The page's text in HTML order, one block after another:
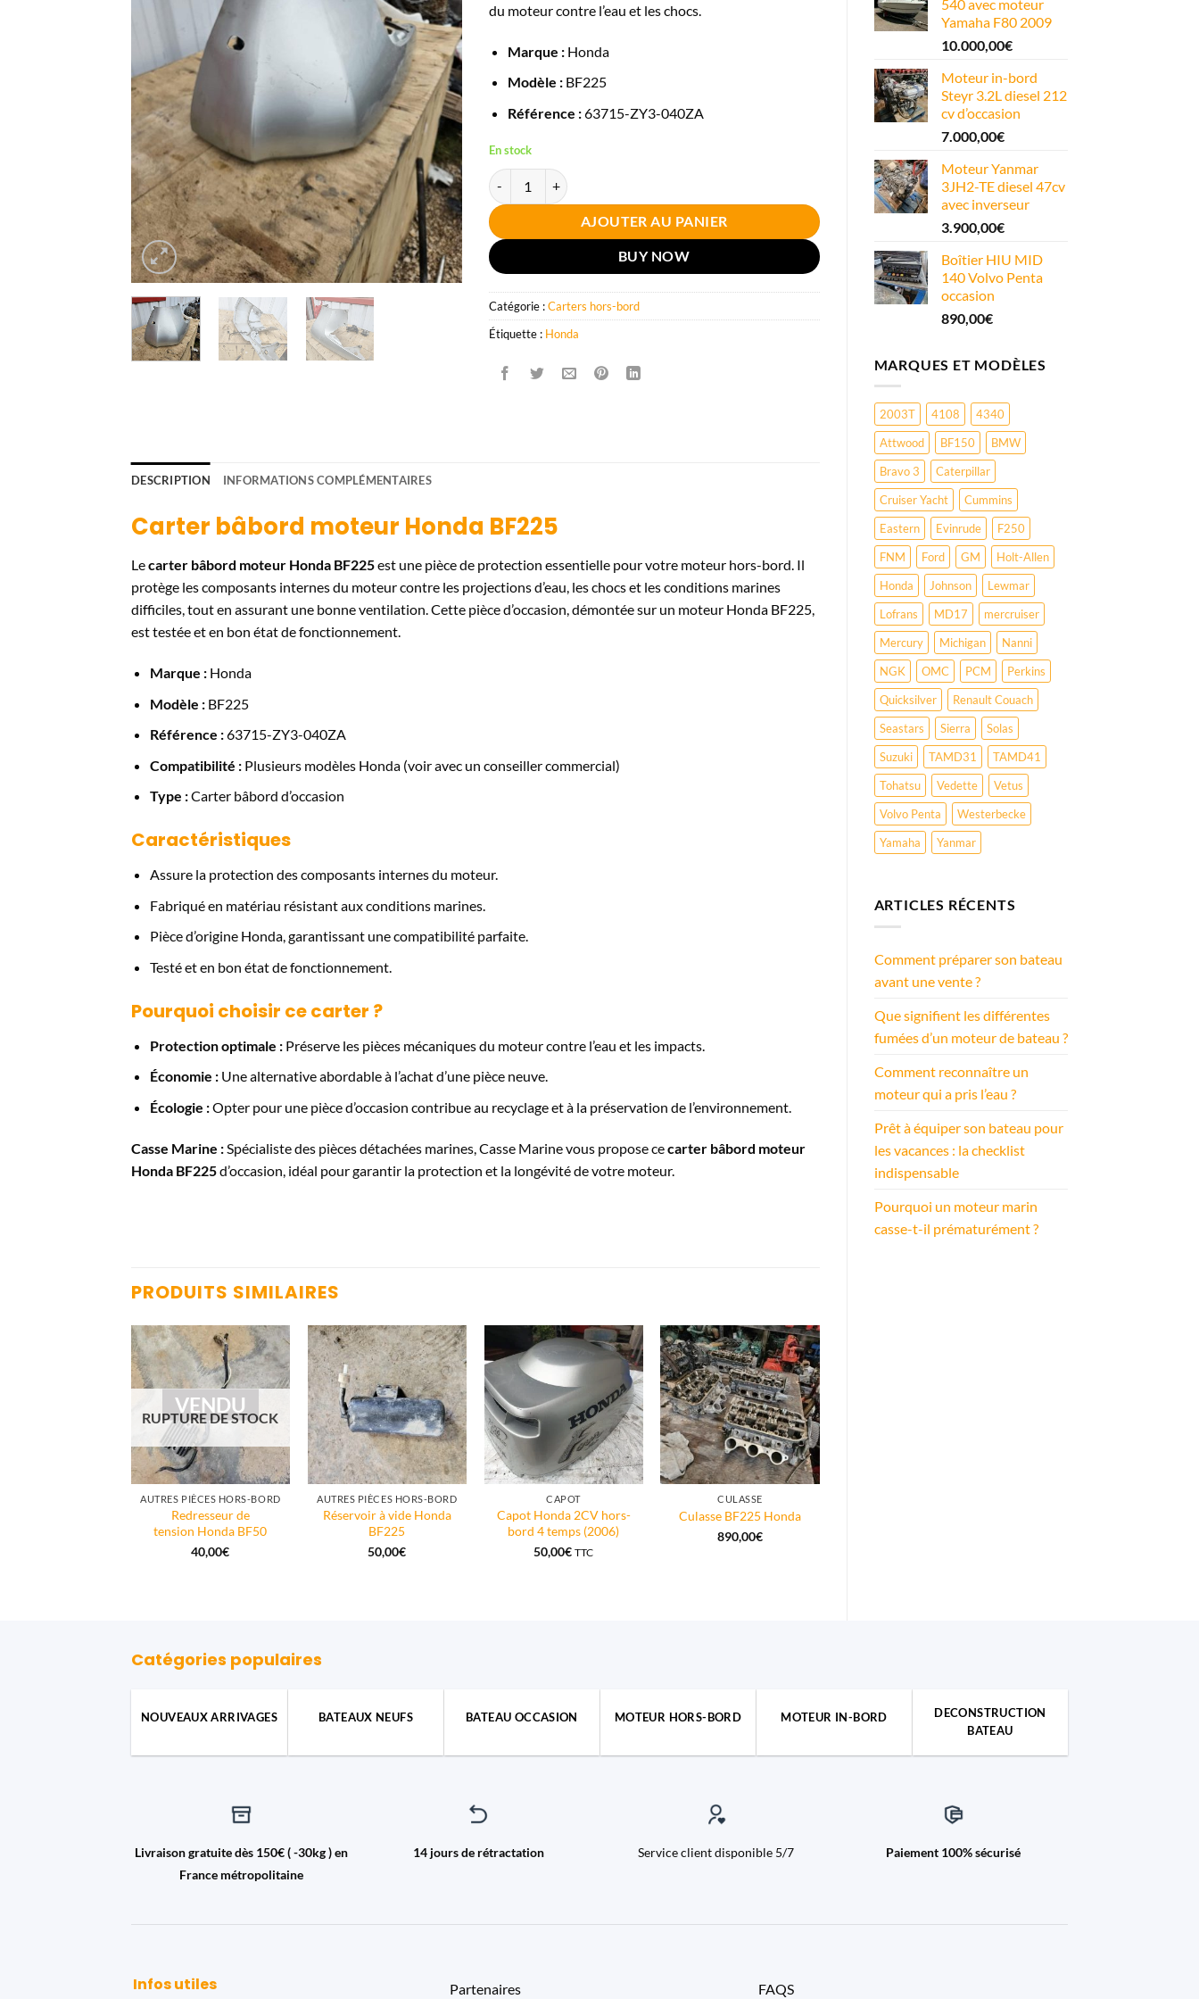
540 avec moteur
Yamaha F80 2009
10.000,00€
Moteur in-bord
Steyr 3.2L diesel 212
cv d’occasion
7.000,00€
Moteur Yanmar
3JH2-TE diesel 47cv
avec inverseur
3.900,00€
Boîtier HIU MID
140 Volvo Penta
occasion
890,00€
MARQUES ET MODÈLES
2003T 4108
4340
Attwood
BF150
BMW
Bravo 3
Caterpillar
Cruiser Yacht
Cummins
Eastern
Evinrude
F250
FNM
Ford GM
Holt-Allen
Honda
Johnson
Lewmar
Lofrans
MD17
mercruiser
Mercury
Michigan
Nanni
NGK
OMC PCM
Perkins
Quicksilver
Renault Couach
Seastars
Sierra
Solas
Suzuki
TAMD31
TAMD41
Tohatsu
Vedette
Vetus
Volvo Penta
Westerbecke
Yamaha
Yanmar
ARTICLES RÉCENTS
Comment préparer son bateau
avant une vente ?
Que signifient les différentes
fumées d’un moteur de bateau ?
Comment reconnaître un
moteur qui a pris l’eau ?
Prêt à équiper son bateau pour
les vacances : la checklist
indispensable
Pourquoi un moteur marin
casse-t-il prématurément ?
du moteur contre l’eau et les chocs.
Marque :Honda
Modèle :BF225
Référence :63715-ZY3-040ZA
En stock
quantité de Carter Babord moteur Honda BF225
AJOUTER AU PANIER
BUY NOW
Catégorie :Carters hors-bord
Étiquette : Honda
DESCRIPTION INFORMATIONS COMPLÉMENTAIRES
Carter bâbord moteur Honda BF225
Lecarter bâbord moteur Honda BF225est une pièce de protection essentielle pour votre moteur hors-bord. Il
protège les composants internes du moteur contre les projections d’eau, les chocs et les conditions marines
difficiles, tout en assurant une bonne ventilation. Cette pièce d’occasion, démontée sur un moteur Honda BF225,
est testée et en bon état de fonctionnement.
Marque :Honda
Modèle :BF225
Référence :63715-ZY3-040ZA
Compatibilité :Plusieurs modèles Honda (voir avec un conseiller commercial)
Type :Carter bâbord d’occasion
Caractéristiques
Assure la protection des composants internes du moteur.
Fabriqué en matériau résistant aux conditions marines.
Pièce d’origine Honda, garantissant une compatibilité parfaite.
Testé et en bon état de fonctionnement.
Pourquoi choisir ce carter ?
Protection optimale :Préserve les pièces mécaniques du moteur contre l’eau et les impacts.
Économie :Une alternative abordable à l’achat d’une pièce neuve.
Écologie :Opter pour une pièce d’occasion contribue au recyclage et à la préservation de l’environnement.
Casse Marine : Spécialiste des pièces détachées marines, Casse Marine vous propose cecarter bâbord moteur
Honda BF225d’occasion, idéal pour garantir la protection et la longévité de votre moteur.
PRODUITS SIMILAIRES
VENDU
RUPTURE DE STOCK
AUTRES PIÈCES HORS-BORD
Redresseur de
tension Honda BF50
40,00€
AUTRES PIÈCES HORS-BORD
Réservoir à vide Honda
BF225
50,00€
CAPOT
Capot Honda 2CV hors-
bord 4 temps (2006)
50,00€ TTC
CULASSE
Culasse BF225 Honda
890,00€
Catégories populaires
NOUVEAUX ARRIVAGES BATEAUX NEUFS BATEAU OCCASION MOTEUR HORS-BORD MOTEUR IN-BORD
DECONSTRUCTION
BATEAU
Livraison gratuite dès 150€ ( -30kg ) en
France métropolitaine
14 jours de rétractation Service client disponible 5/7 Paiement 100% sécurisé
Infos utiles Partenaires FAQS